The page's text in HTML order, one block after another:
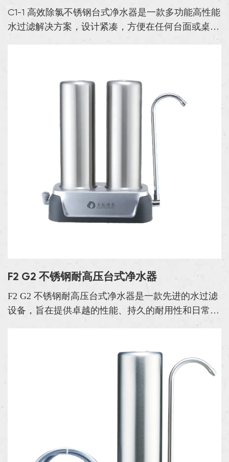
C1-1 高效除氯不锈钢台式净水器是一款多功能高性能
水过滤解决方案，设计紧凑，方便在任何台面或桌面
F2 G2 不锈钢耐高压台式净水器
F2 G2 不锈钢耐高压台式净水器是一款先进的水过滤
设备，旨在提供卓越的性能、持久的耐用性和日常使
用的便利性。这款净水器采用优质 304 不锈钢制